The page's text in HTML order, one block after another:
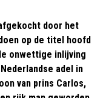
door het
op de titel hoofd
onwettige inlijving
adel in
van prins Carlos,